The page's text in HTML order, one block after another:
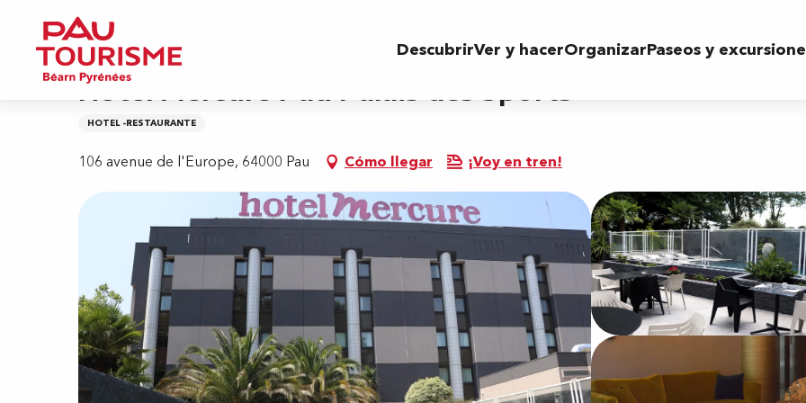
contenu
principal
DescubrirVer y hacerOrganizarPaseos y
Inicio
Hôtel Mercure Pau Palais des Sports
HOTEL -RESTAURANTE
106 avenue de l'Europe, 64000 Pau Cómo llegar ¡Voy en tren!